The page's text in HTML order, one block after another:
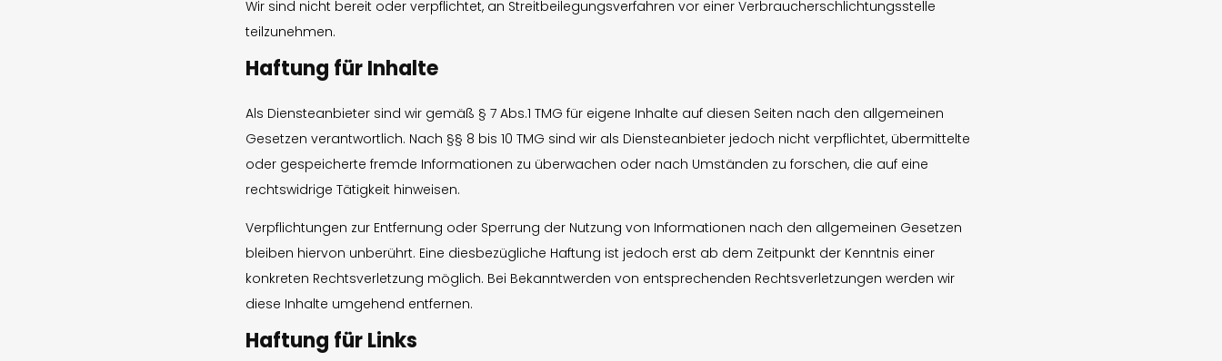
Wir sind nicht bereit oder verpflichtet, an Streitbeilegungsverfahren vor einer Verbraucherschlichtungsstelle
teilzunehmen.
Haftung für Inhalte
Als Diensteanbieter sind wir gemäß § 7 Abs.1 TMG für eigene Inhalte auf diesen Seiten nach den allgemeinen
Gesetzen verantwortlich. Nach §§ 8 bis 10 TMG sind wir als Diensteanbieter jedoch nicht verpflichtet, übermittelte
oder gespeicherte fremde Informationen zu überwachen oder nach Umständen zu forschen, die auf eine
rechtswidrige Tätigkeit hinweisen.
Verpflichtungen zur Entfernung oder Sperrung der Nutzung von Informationen nach den allgemeinen Gesetzen
bleiben hiervon unberührt. Eine diesbezügliche Haftung ist jedoch erst ab dem Zeitpunkt der Kenntnis einer
konkreten Rechtsverletzung möglich. Bei Bekanntwerden von entsprechenden Rechtsverletzungen werden wir
diese Inhalte umgehend entfernen.
Haftung für Links